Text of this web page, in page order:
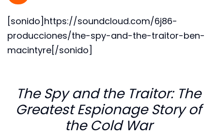
[sonido]https://soundcloud.com/6j86-
producciones/the-spy-and-the-traitor-ben-
macintyre[/sonido]
The Spy and the Traitor: The
Greatest Espionage Story of
the Cold War